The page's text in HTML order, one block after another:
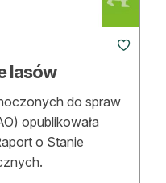
lasów
do spraw
opublikowała
o Stanie